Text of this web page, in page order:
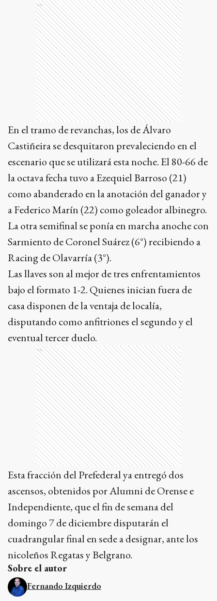
Ads
En el tramo de revanchas, los de Álvaro
Castiñeira se desquitaron prevaleciendo en el
escenario que se utilizará esta noche. El 80-66 de
la octava fecha tuvo a Ezequiel Barroso (21)
como abanderado en la anotación del ganador y
a Federico Marín (22) como goleador albinegro.
La otra semifinal se ponía en marcha anoche con
Sarmiento de Coronel Suárez (6°) recibiendo a
Racing de Olavarría (3°).
Las llaves son al mejor de tres enfrentamientos
bajo el formato 1-2. Quienes inician fuera de
casa disponen de la ventaja de localía,
disputando como anfitriones el segundo y el
eventual tercer duelo.
Ads
Esta fracción del Prefederal ya entregó dos
ascensos, obtenidos por Alumni de Orense e
Independiente, que el fin de semana del
domingo 7 de diciembre disputarán el
cuadrangular final en sede a designar, ante los
nicoleños Regatas y Belgrano.
Sobre el autor
Fernando Izquierdo